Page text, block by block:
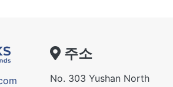
주소
No. 303 Yushan North